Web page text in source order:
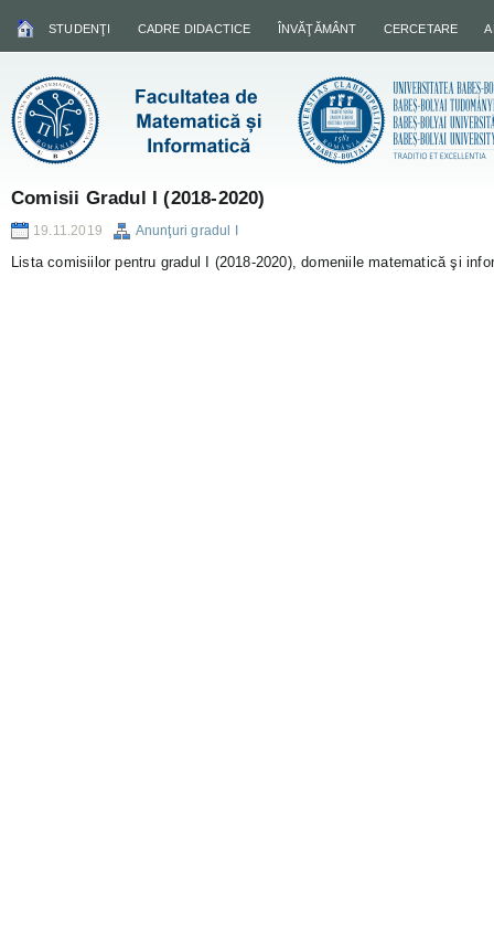
STUDENŢI CADRE DIDACTICE ÎNVĂŢĂMÂNT CERCETARE
Comisii Gradul I (2018-2020)
19.11.2019 Anunţuri gradul I
Lista comisiilor pentru gradul I (2018-2020), domeniile matematică şi